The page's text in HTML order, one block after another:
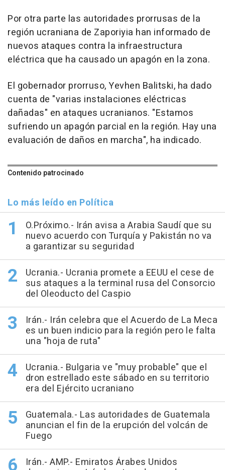
Por otra parte las autoridades prorrusas de la
región ucraniana de Zaporiyia han informado de
nuevos ataques contra la infraestructura
eléctrica que ha causado un apagón en la zona.
El gobernador prorruso, Yevhen Balitski, ha dado
cuenta de "varias instalaciones eléctricas
dañadas" en ataques ucranianos. "Estamos
sufriendo un apagón parcial en la región. Hay una
evaluación de daños en marcha", ha indicado.
Contenido patrocinado
Lo más leído en Política
O.Próximo.- Irán avisa a Arabia Saudí que su
nuevo acuerdo con Turquía y Pakistán no va
a garantizar su seguridad
Ucrania.- Ucrania promete a EEUU el cese de
sus ataques a la terminal rusa del Consorcio
del Oleoducto del Caspio
Irán.- Irán celebra que el Acuerdo de La Meca
es un buen indicio para la región pero le falta
una "hoja de ruta"
Ucrania.- Bulgaria ve "muy probable" que el
dron estrellado este sábado en su territorio
era del Ejército ucraniano
Guatemala.- Las autoridades de Guatemala
anuncian el fin de la erupción del volcán de
Fuego
Irán.- AMP.- Emiratos Árabes Unidos